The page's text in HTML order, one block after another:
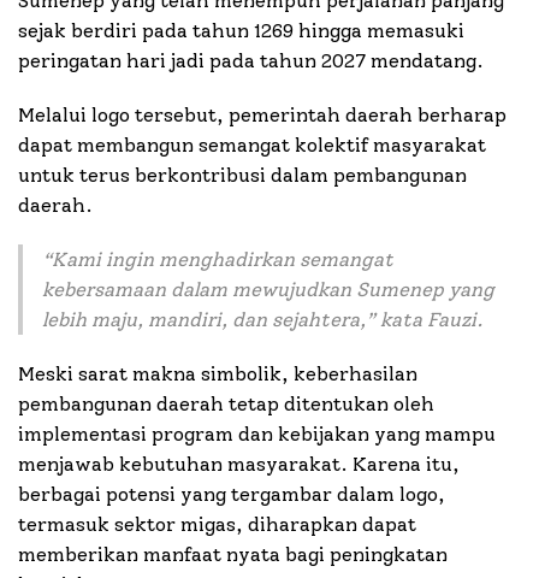
sejak berdiri pada tahun 1269 hingga memasuki
peringatan hari jadi pada tahun 2027 mendatang.
Melalui logo tersebut, pemerintah daerah berharap
dapat membangun semangat kolektif masyarakat
untuk terus berkontribusi dalam pembangunan
daerah.
“Kami ingin menghadirkan semangat
kebersamaan dalam mewujudkan Sumenep yang
lebih maju, mandiri, dan sejahtera,” kata Fauzi.
Meski sarat makna simbolik, keberhasilan
pembangunan daerah tetap ditentukan oleh
implementasi program dan kebijakan yang mampu
menjawab kebutuhan masyarakat. Karena itu,
berbagai potensi yang tergambar dalam logo,
termasuk sektor migas, diharapkan dapat
memberikan manfaat nyata bagi peningkatan